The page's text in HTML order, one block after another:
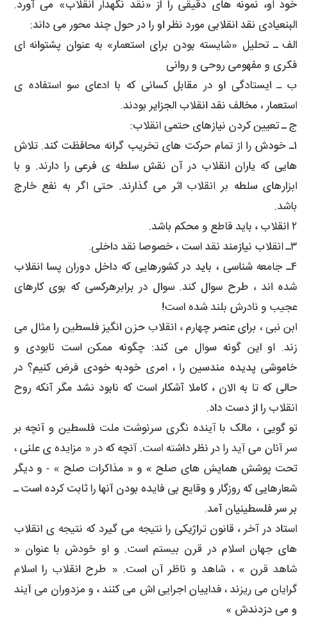
خود او، نمونه های دقیقی را از «نقد نگهدار انقلاب» می آورد.
البنعیادی نقد انقلابی مورد نظر او را در حول چند محور می داند:
الف ـ تحلیل «شایسته بودن برای استعمار» به عنوان پشتوانه ای
فکری و مفهومی روحی و روانی
ب ـ ایستادگی او در مقابل کسانی که با ادعای سو استفاده ی
استعمار ، مخالف نقد انقلاب الجزایر بودند.
ج ـ تعیین کردن نیازهای حتمی انقلاب:
۱ـ خودش را از تمام حرکت های تخریب گرانه محافظت کند. تلاش
هایی که یاران انقلاب در آن نقش سلطه ی فرعی را دارند. و با
ابزارهای سلطه بر انقلاب اثر می گذارند. حتی اگر به نفع خارج
باشد.
۲ انقلاب ، باید قاطع و محکم باشد.
۳ـ انقلاب نیازمند نقد است ، خصوصا نقد داخلی.
۴ـ جامعه شناسی ، باید در کشورهایی که داخل دوران پسا انقلاب
شده اند ، طرح سوال کند. سوال در برابرهرکسی که بوی کارهای
عجیب و نادرش بلند شده است!
ابن نبی ، برای عنصر چهارم ، انقلاب حزن انگیز فلسطین را مثال می
زند. او این گونه سوال می کند: چگونه ممکن است نابودی و
خاموشی پدیده مندسین را ، امری خودبه خودی فرض کنیم؟ در
حالی که تا به الان ، کاملا آشکار است که نابود نشد مگر آنکه روح
انقلاب را از دست داد.
تو گویی ، مالک با آینده نگری سرنوشت ملت فلسطین و آنچه بر
سر آنان می آید را در نظر داشته است. آنچه که در « مزایده ی علنی ،
تحت پوشش همایش های صلح » و « مذاکرات صلح » - و دیگر
شعارهایی که روزگار و وقایع بی فایده بودن آنها را ثابت کرده است ـ
بر سر فلسطینیان آمد.
استاد در آخر ، قانون تراژیکی را نتیجه می گیرد که نتیجه ی انقلاب
های جهان اسلام در قرن بیستم است. و او خودش با عنوان «
شاهد قرن » ، شاهد و ناظر آن است. « طرح انقلاب را اسلام
گرایان می ریزند ، فداییان اجرایی اش می کنند ، و مزدوران می آیند
و می دزدندش »